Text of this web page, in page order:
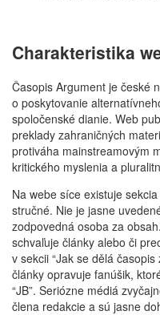
Charakteristika
Časopis Argument je české
o poskytovanie
spoločenské dianie. Web
preklady zahraničných
protiváha mainstreamovým
kritického myslenia a
Na webe síce existuje
stručné. Nie je jasne
zodpovedná osoba za
schvaľuje články alebo či
v sekcii “Jak se dělá
články opravuje fanúšik,
“JB”. Seriózne médiá
člena redakcie a sú jasne